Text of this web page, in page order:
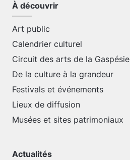
À découvrir
Art public
Calendrier culturel
Circuit des arts de la Gaspésie
De la culture à la grandeur
Festivals et événements
Lieux de diffusion
Musées et sites patrimoniaux
Actualités